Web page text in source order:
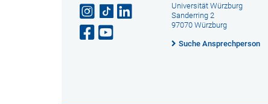
Universität Würzburg
Sanderring 2
97070 Würzburg
Suche Ansprechperson